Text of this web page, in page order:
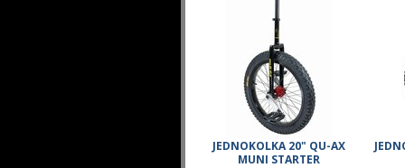
JEDNOKOLKA 20" QU-AX
MUNI STARTER